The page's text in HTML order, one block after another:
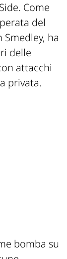
Come
del
Smedley, ha
delle
attacchi
privata.
bomba su